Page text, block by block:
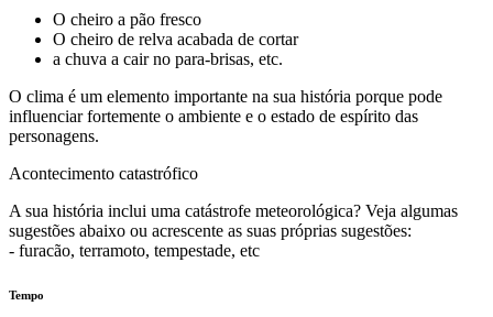
O cheiro a pão fresco
O cheiro de relva acabada de cortar
a chuva a cair no para-brisas, etc.
O clima é um elemento importante na sua história porque pode
influenciar fortemente o ambiente e o estado de espírito das
personagens.
Acontecimento catastrófico
A sua história inclui uma catástrofe meteorológica? Veja algumas
sugestões abaixo ou acrescente as suas próprias sugestões:
- furacão, terramoto, tempestade, etc
Tempo